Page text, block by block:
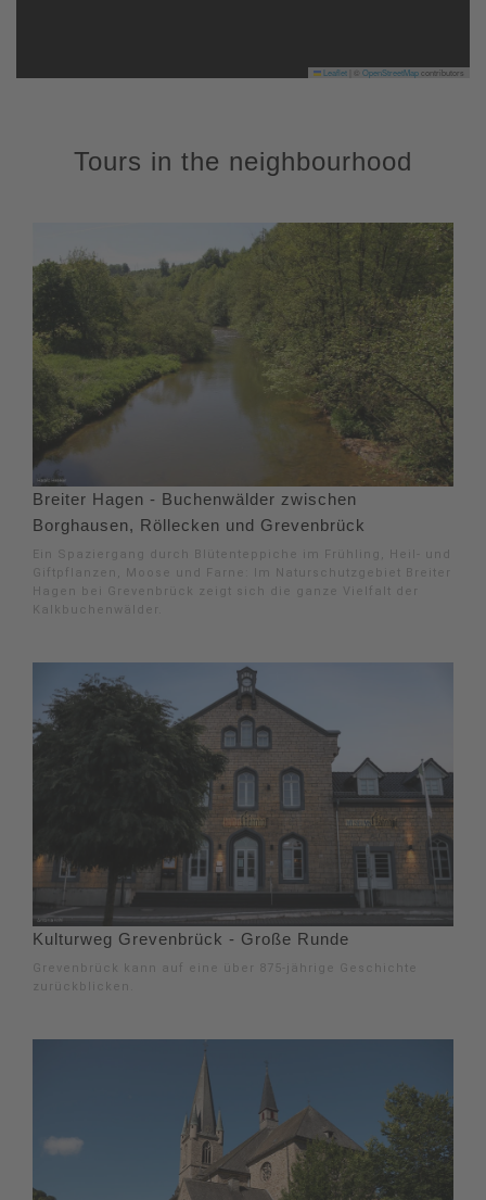
Leaflet OpenStreetMapcontributors
Tours in the neighbourhood
Breiter Hagen - Buchenwälder zwischen
Borghausen, Röllecken und Grevenbrück
Ein Spaziergang durch Blütenteppiche im Frühling, Heil- und
Giftpflanzen, Moose und Farne: Im Naturschutzgebiet Breiter
Hagen bei Grevenbrück zeigt sich die ganze Vielfalt der
Kalkbuchenwälder.
Kulturweg Grevenbrück - Große Runde
Grevenbrück kann auf eine über 875-jährige Geschichte
zurückblicken.